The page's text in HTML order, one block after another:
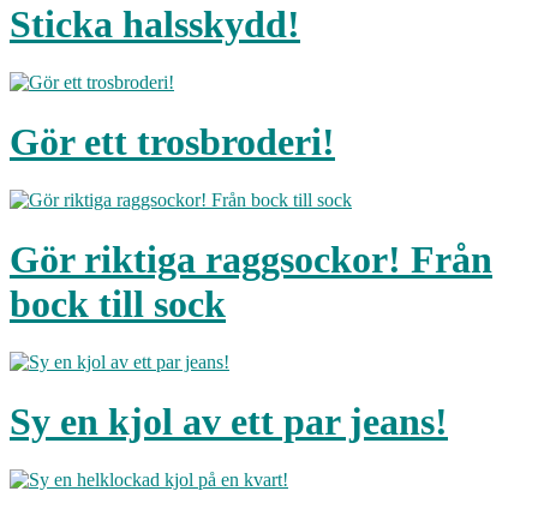
Sticka halsskydd!
Gör ett trosbroderi!
Gör riktiga raggsockor! Från
bock till sock
Sy en kjol av ett par jeans!